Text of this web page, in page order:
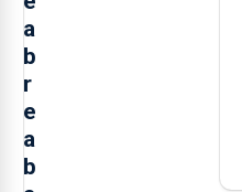
a
b
r
e
a
b